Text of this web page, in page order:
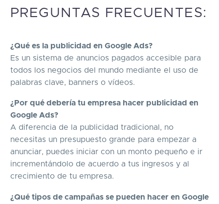
PREGUNTAS FRECUENTES:
¿Qué es la publicidad en Google Ads?
Es un sistema de anuncios pagados accesible para
todos los negocios del mundo mediante el uso de
palabras clave, banners o vídeos.
¿Por qué debería tu empresa hacer publicidad en
Google Ads?
A diferencia de la publicidad tradicional, no
necesitas un presupuesto grande para empezar a
anunciar, puedes iniciar con un monto pequeño e ir
incrementándolo de acuerdo a tus ingresos y al
crecimiento de tu empresa.
¿Qué tipos de campañas se pueden hacer en Google